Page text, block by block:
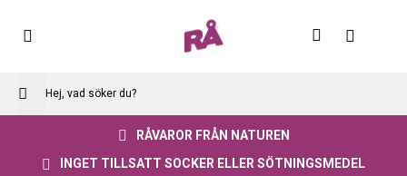
RÅVAROR FRÅN NATUREN
INGET TILLSATT SOCKER ELLER SÖTNINGSMEDEL